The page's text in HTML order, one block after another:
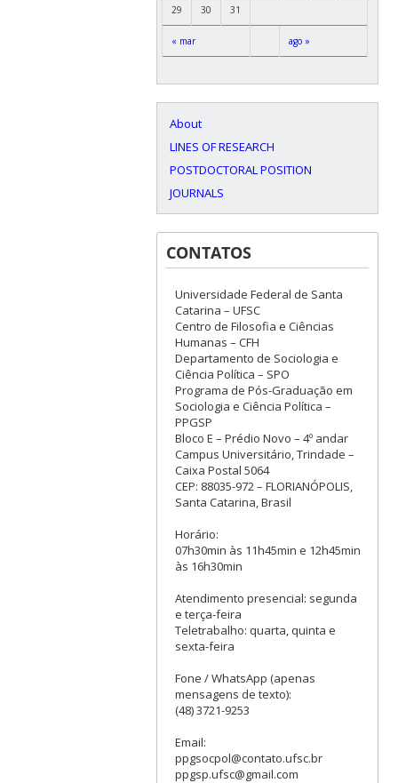
« mar ago »
29 30 31
About
LINES OF RESEARCH
POSTDOCTORAL POSITION
JOURNALS
CONTATOS
Universidade Federal de Santa
Catarina – UFSC
Centro de Filosofia e Ciências
Humanas – CFH
Departamento de Sociologia e
Ciência Política – SPO
Programa de Pós-Graduação em
Sociologia e Ciência Política –
PPGSP
Bloco E – Prédio Novo – 4º andar
Campus Universitário, Trindade –
Caixa Postal 5064
CEP: 88035-972 – FLORIANÓPOLIS,
Santa Catarina, Brasil
Horário:
07h30min às 11h45min e 12h45min
às 16h30min
Atendimento presencial: segunda
e terça-feira
Teletrabalho: quarta, quinta e
sexta-feira
Fone / WhatsApp (apenas
mensagens de texto):
(48) 3721-9253
Email:
ppgsocpol@contato.ufsc.br
ppgsp.ufsc@gmail.com